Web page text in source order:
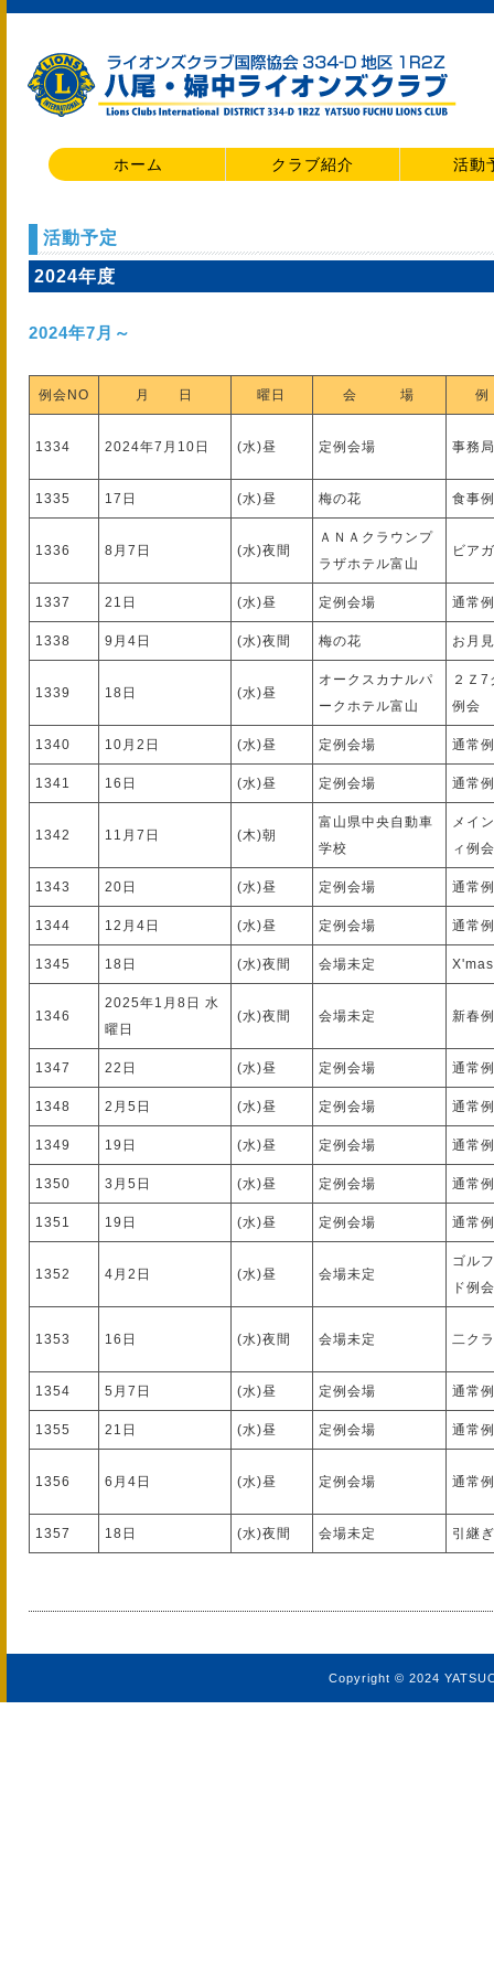
ホーム クラブ紹介 活動
活動予定
2024年度
2024年7月～
例会NO 月 日 曜日 会 場
1334 2024年7月10日 (水)昼 定例会場 事務局
1335 17日 (水)昼 梅の花 食事
1336 8月7日 (水)夜間
ＡＮＡクラウンプ
ラザホテル富山
ビア
1337 21日 (水)昼 定例会場 通常
1338 9月4日 (水)夜間 梅の花 お月
1339 18日 (水)昼
オークスカナルパ
ークホテル富山
２Ｚ
例会
1340 10月2日 (水)昼 定例会場 通常
1341 16日 (水)昼 定例会場 通常
1342 11月7日 (木)朝
富山県中央自動車
学校
メイ
ィ例会
1343 20日 (水)昼 定例会場 通常
1344 12月4日 (水)昼 定例会場 通常
1345 18日 (水)夜間 会場未定
1346
2025年1月8日 水
曜日
(水)夜間 会場未定 新春
1347 22日 (水)昼 定例会場 通常
1348 2月5日 (水)昼 定例会場 通常
1349 19日 (水)昼 定例会場 通常
1350 3月5日 (水)昼 定例会場 通常
1351 19日 (水)昼 定例会場 通常
1352 4月2日 (水)昼 会場未定
ゴル
ド例会
1353 16日 (水)夜間 会場未定 二ク
1354 5月7日 (水)昼 定例会場 通常
1355 21日 (水)昼 定例会場 通常
1356 6月4日 (水)昼 定例会場 通常
1357 18日 (水)夜間 会場未定 引継
Copyright © 2024